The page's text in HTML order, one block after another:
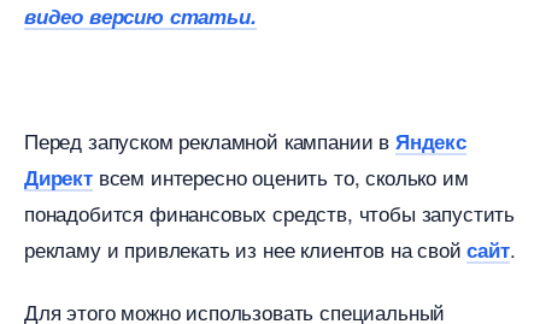
идео версию статьи.
Перед запуском рекламной кампании Яндекс
Директсем интересно оценить то, сколько им
понадобится финансовых средств, чтобы запустить
рекламу и привлекать из нее клиентов на свойсайт.
Для этого можно использовать специальный